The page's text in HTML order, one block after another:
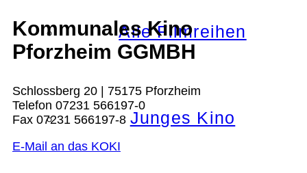
Alle Filmreihen
Junges Kino
Kommunales Kino
Pforzheim GGMBH
Schlossberg 20 | 75175 Pforzheim
Telefon 07231 566197-0
Fax 07231 566197-8
E-Mail an das KOKI